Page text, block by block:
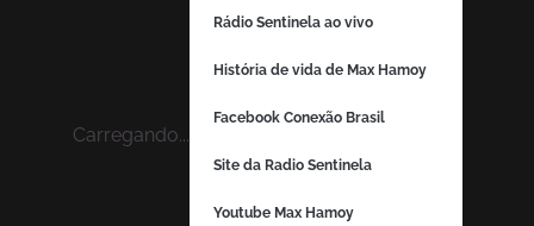
Carregando...
Rádio Sentinela ao vivo
História de vida de Max Hamoy
Facebook Conexão Brasil
Site da Radio Sentinela
Youtube Max Hamoy